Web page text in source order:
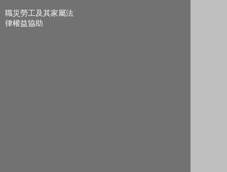
職災勞工及其家屬法
律權益協助